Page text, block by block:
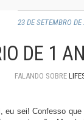
23 DE SETEMBRO DE
DE 1
FALANDO SOBRE
eu sei! Confesso